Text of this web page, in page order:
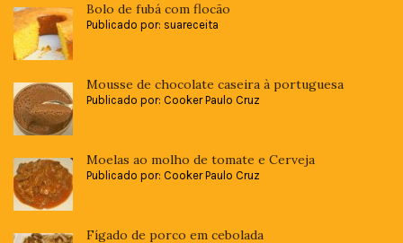
Bolo de fubá com flocão
Publicado por: suareceita
Mousse de chocolate caseira à portuguesa
Publicado por: Cooker Paulo Cruz
Moelas ao molho de tomate e Cerveja
Publicado por: Cooker Paulo Cruz
Fígado de porco em cebolada